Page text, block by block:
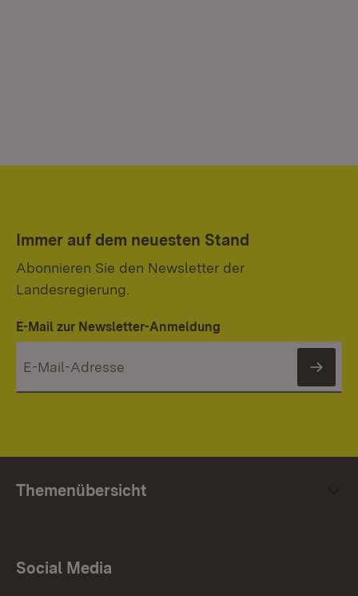
Immer auf dem neuesten Stand
Abonnieren Sie den Newsletter der
Landesregierung.
E-Mail zur Newsletter-Anmeldung
Themenübersicht
Social Media